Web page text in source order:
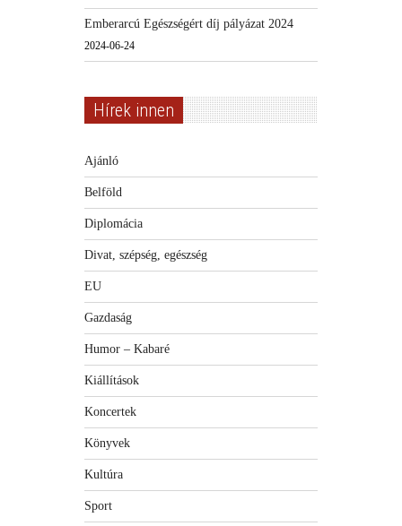
Emberarcú Egészségért díj pályázat 2024
2024-06-24
Hírek innen
Ajánló
Belföld
Diplomácia
Divat, szépség, egészség
EU
Gazdaság
Humor – Kabaré
Kiállítások
Koncertek
Könyvek
Kultúra
Sport